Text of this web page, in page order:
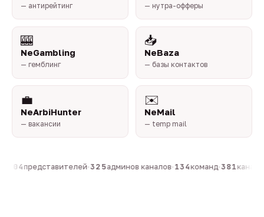
— антирейтинг — нутра-офферы
🎰
NeGambling
— гемблинг
📥
NeBaza
— базы контактов
💼
NeArbiHunter
— вакансии
✉️
NeMail
— temp mail
804представителей·325админов каналов·134команд·381